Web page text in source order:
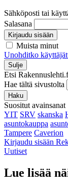
Sähköposti tai
Salasana
Kirjaudu sisään
Muista minut
Unohditko
Sulje
Etsi
Hae tältä sivustolta
Haku
Suositut avainsanat
YIT SRV skanska
asuntokauppa
Tampere Caverion
Kirjaudu sisään
Uutiset
Lue lisää